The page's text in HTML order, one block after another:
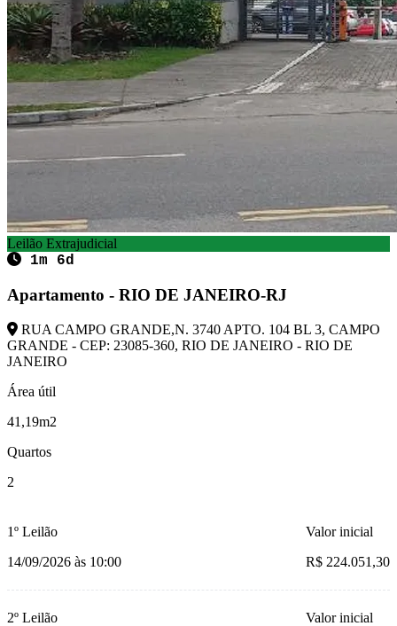
Leilão Extrajudicial
1m 6d
Apartamento - RIO DE JANEIRO-RJ
RUA CAMPO GRANDE,N. 3740 APTO. 104 BL 3, CAMPO
GRANDE - CEP: 23085-360, RIO DE JANEIRO - RIO DE
JANEIRO
Área útil
41,19m2
Quartos
2
1º Leilão
14/09/2026 às 10:00
Valor inicial
R$ 224.051,30
2º Leilão
Valor inicial